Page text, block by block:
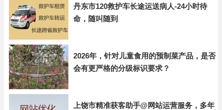
丹东市120救护车长途运送病人-24小时待
命，随叫随到
2026年，针对儿童食用的预制菜产品，是否
会有更严格的分级标识要求？
上饶市精准获客助手@网站运营服务，多年